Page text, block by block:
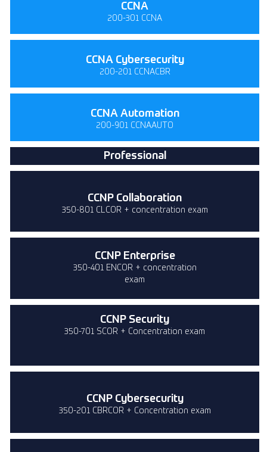
CCNA
200-301 CCNA
CCNA Cybersecurity
200-201 CCNACBR
CCNA Automation
200-901 CCNAAUTO
Professional
CCNP Collaboration
350-801 CLCOR + concentration exam
CCNP Enterprise
350-401 ENCOR + concentration
exam
CCNP Security
350-701 SCOR + Concentration exam
CCNP Cybersecurity
350-201 CBRCOR + Concentration exam